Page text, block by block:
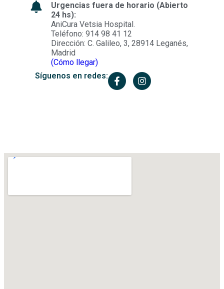
Urgencias fuera de horario (Abierto
24 hs):
AniCura Vetsia Hospital.
Teléfono: 914 98 41 12
Dirección: C. Galileo, 3, 28914 Leganés,
Madrid
(Cómo llegar)
Síguenos en redes: